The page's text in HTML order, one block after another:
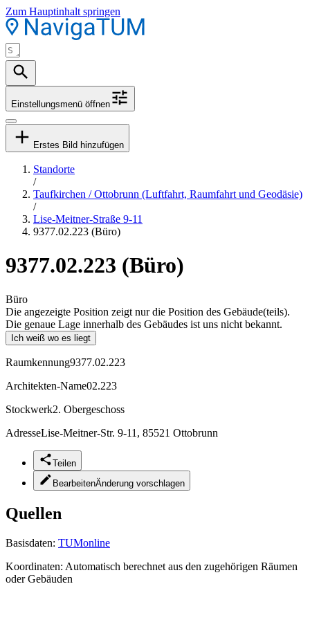
Zum Hauptinhalt springen
Einstellungsmenü öffnen
Erstes Bild hinzufügen
Standorte
/
Taufkirchen / Ottobrunn (Luftfahrt, Raumfahrt und Geodäsie)
/
Lise-Meitner-Straße 9-11
9377.02.223 (Büro)
9377.02.223 (Büro)
Büro
Die angezeigte Position zeigt nur die Position des Gebäude(teils).
Die genaue Lage innerhalb des Gebäudes ist uns nicht bekannt.
Ich weiß wo es liegt
Raumkennung9377.02.223
Architekten-Name02.223
Stockwerk2. Obergeschoss
AdresseLise-Meitner-Str. 9-11, 85521 Ottobrunn
Teilen
BearbeitenÄnderung vorschlagen
Quellen
Basisdaten: TUMonline
Koordinaten: Automatisch berechnet aus den zugehörigen Räumen
oder Gebäuden